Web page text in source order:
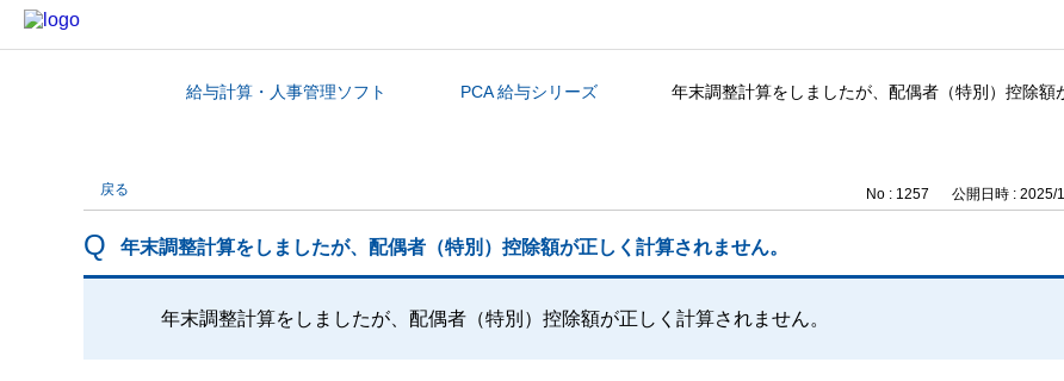
カテゴリから探す給与計算・人事管理ソフト PCA 給与シリーズ 年末調整計算をしましたが、配偶者（特別）控除額
戻る No : 1257 公開日時 : 2025/
年末調整計算をしましたが、配偶者（特別）控除額が正しく計算されません。
年末調整計算をしましたが、配偶者（特別）控除額が正しく計算されません。